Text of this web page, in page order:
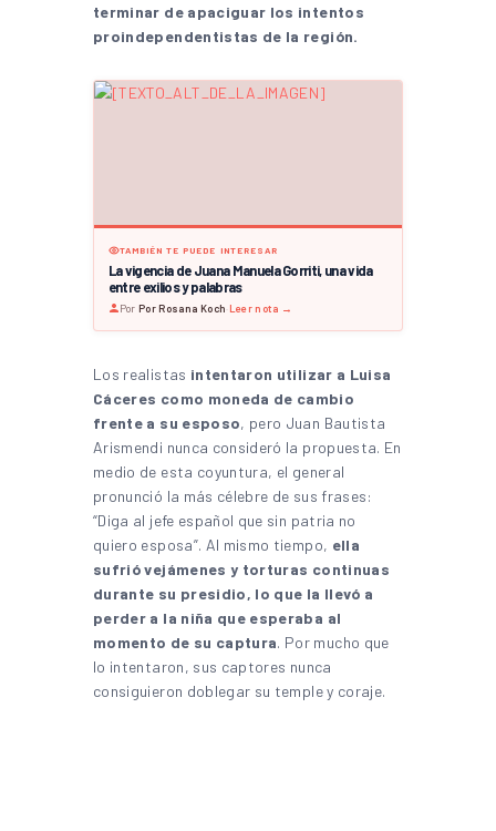
terminar de apaciguar los intentos
proindependentistas de la región.
TAMBIÉN TE PUEDE INTERESAR
La vigencia de Juana Manuela Gorriti, una vida
entre exilios y palabras
Por Por Rosana Koch Leer nota →
Los realistas intentaron utilizar a Luisa
Cáceres como moneda de cambio
frente a su esposo, pero Juan Bautista
Arismendi nunca consideró la propuesta. En
medio de esta coyuntura, el general
pronunció la más célebre de sus frases:
“Diga al jefe español que sin patria no
quiero esposa”. Al mismo tiempo, ella
sufrió vejámenes y torturas continuas
durante su presidio, lo que la llevó a
perder a la niña que esperaba al
momento de su captura. Por mucho que
lo intentaron, sus captores nunca
consiguieron doblegar su temple y coraje.